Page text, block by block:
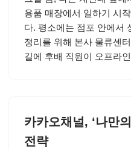
용품 매장에서 일하기 시
다. 평소에는 점포 안에서
정리를 위해 본사 물류센
길에 후배 직원이 오프라
카카오채널, ‘나만
전략